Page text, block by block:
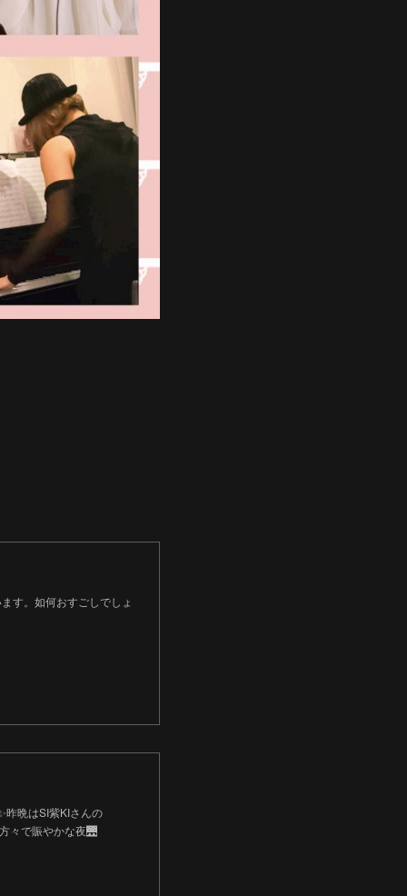
す。如何おすごしでしょ
昨晩はSI紫KIさんの
々で賑やかな夜🌉